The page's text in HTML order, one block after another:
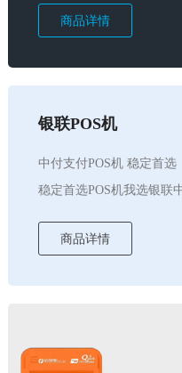
商品详情
银联POS机
中付支付POS机 稳定首选
稳定首选POS机我选银联
商品详情